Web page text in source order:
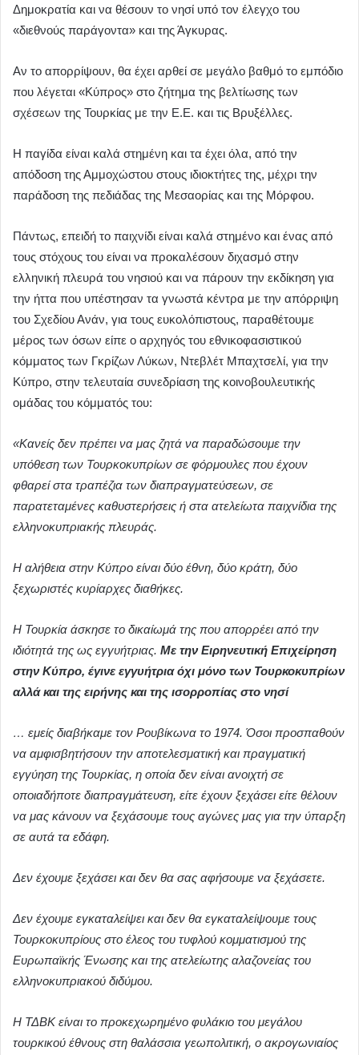
Δημοκρατία και να θέσουν το νησί υπό τον έλεγχο του
«διεθνούς παράγοντα» και της Άγκυρας.
Αν το απορρίψουν, θα έχει αρθεί σε μεγάλο βαθμό το εμπόδιο
που λέγεται «Κύπρος» στο ζήτημα της βελτίωσης των
σχέσεων της Τουρκίας με την Ε.Ε. και τις Βρυξέλλες.
Η παγίδα είναι καλά στημένη και τα έχει όλα, από την
απόδοση της Αμμοχώστου στους ιδιοκτήτες της, μέχρι την
παράδοση της πεδιάδας της Μεσαορίας και της Μόρφου.
Πάντως, επειδή το παιχνίδι είναι καλά στημένο και ένας από
τους στόχους του είναι να προκαλέσουν διχασμό στην
ελληνική πλευρά του νησιού και να πάρουν την εκδίκηση για
την ήττα που υπέστησαν τα γνωστά κέντρα με την απόρριψη
του Σχεδίου Ανάν, για τους ευκολόπιστους, παραθέτουμε
μέρος των όσων είπε ο αρχηγός του εθνικοφασιστικού
κόμματος των Γκρίζων Λύκων, Ντεβλέτ Μπαχτσελί, για την
Κύπρο, στην τελευταία συνεδρίαση της κοινοβουλευτικής
ομάδας του κόμματός του:
«Κανείς δεν πρέπει να μας ζητά να παραδώσουμε την
υπόθεση των Τουρκοκυπρίων σε φόρμουλες που έχουν
φθαρεί στα τραπέζια των διαπραγματεύσεων, σε
παρατεταμένες καθυστερήσεις ή στα ατελείωτα παιχνίδια της
ελληνοκυπριακής πλευράς.
Η αλήθεια στην Κύπρο είναι δύο έθνη, δύο κράτη, δύο
ξεχωριστές κυρίαρχες διαθήκες.
Η Τουρκία άσκησε το δικαίωμά της που απορρέει από την
ιδιότητά της ως εγγυήτριας. Με την Ειρηνευτική Επιχείρηση
στην Κύπρο, έγινε εγγυήτρια όχι μόνο των Τουρκοκυπρίων
αλλά και της ειρήνης και της ισορροπίας στο νησί
… εμείς διαβήκαμε τον Ρουβίκωνα το 1974. Όσοι προσπαθούν
να αμφισβητήσουν την αποτελεσματική και πραγματική
εγγύηση της Τουρκίας, η οποία δεν είναι ανοιχτή σε
οποιαδήποτε διαπραγμάτευση, είτε έχουν ξεχάσει είτε θέλουν
να μας κάνουν να ξεχάσουμε τους αγώνες μας για την ύπαρξη
σε αυτά τα εδάφη.
Δεν έχουμε ξεχάσει και δεν θα σας αφήσουμε να ξεχάσετε.
Δεν έχουμε εγκαταλείψει και δεν θα εγκαταλείψουμε τους
Τουρκοκυπρίους στο έλεος του τυφλού κομματισμού της
Ευρωπαϊκής Ένωσης και της ατελείωτης αλαζονείας του
ελληνοκυπριακού διδύμου.
Η ΤΔΒΚ είναι το προκεχωρημένο φυλάκιο του μεγάλου
τουρκικού έθνους στη θαλάσσια γεωπολιτική, ο ακρογωνιαίος